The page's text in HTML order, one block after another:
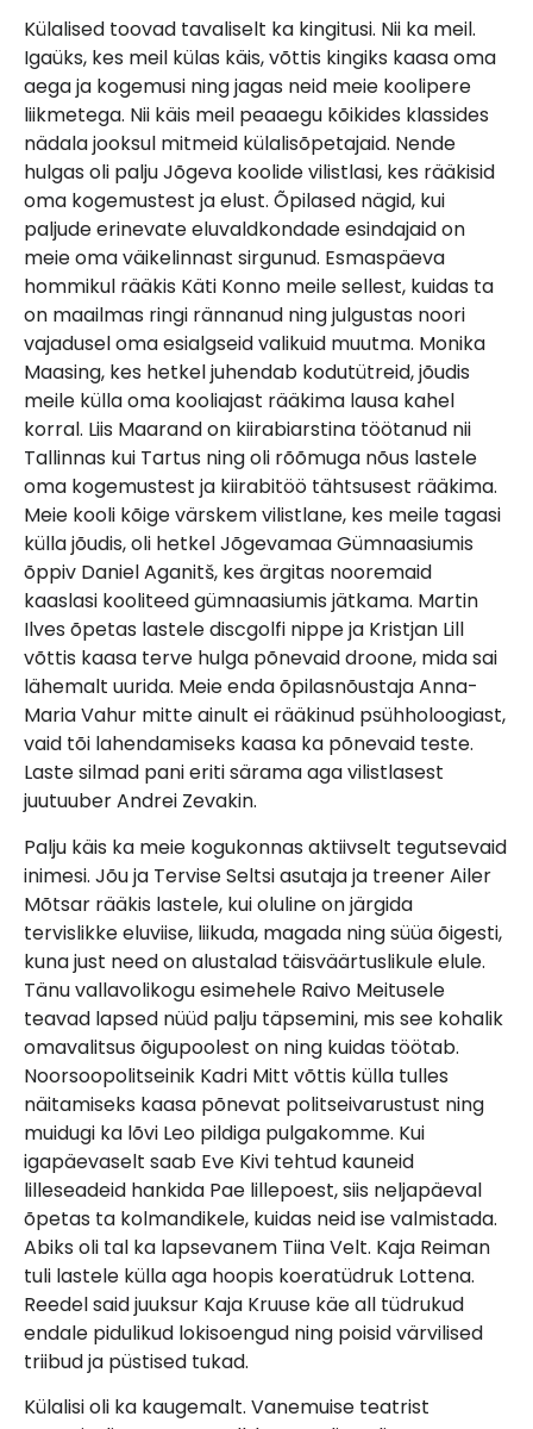
Külalised toovad tavaliselt ka kingitusi. Nii ka meil.
Igaüks, kes meil külas käis, võttis kingiks kaasa oma
aega ja kogemusi ning jagas neid meie koolipere
liikmetega. Nii käis meil peaaegu kõikides klassides
nädala jooksul mitmeid külalisõpetajaid. Nende
hulgas oli palju Jõgeva koolide vilistlasi, kes rääkisid
oma kogemustest ja elust. Õpilased nägid, kui
paljude erinevate eluvaldkondade esindajaid on
meie oma väikelinnast sirgunud. Esmaspäeva
hommikul rääkis Käti Konno meile sellest, kuidas ta
on maailmas ringi rännanud ning julgustas noori
vajadusel oma esialgseid valikuid muutma. Monika
Maasing, kes hetkel juhendab kodutütreid, jõudis
meile külla oma kooliajast rääkima lausa kahel
korral. Liis Maarand on kiirabiarstina töötanud nii
Tallinnas kui Tartus ning oli rõõmuga nõus lastele
oma kogemustest ja kiirabitöö tähtsusest rääkima.
Meie kooli kõige värskem vilistlane, kes meile tagasi
külla jõudis, oli hetkel Jõgevamaa Gümnaasiumis
õppiv Daniel Aganitš, kes ärgitas nooremaid
kaaslasi kooliteed gümnaasiumis jätkama. Martin
Ilves õpetas lastele discgolfi nippe ja Kristjan Lill
võttis kaasa terve hulga põnevaid droone, mida sai
lähemalt uurida. Meie enda õpilasnõustaja Anna-
Maria Vahur mitte ainult ei rääkinud psühholoogiast,
vaid tõi lahendamiseks kaasa ka põnevaid teste.
Laste silmad pani eriti särama aga vilistlasest
juutuuber Andrei Zevakin.
Palju käis ka meie kogukonnas aktiivselt tegutsevaid
inimesi. Jõu ja Tervise Seltsi asutaja ja treener Ailer
Mõtsar rääkis lastele, kui oluline on järgida
tervislikke eluviise, liikuda, magada ning süüa õigesti,
kuna just need on alustalad täisväärtuslikule elule.
Tänu vallavolikogu esimehele Raivo Meitusele
teavad lapsed nüüd palju täpsemini, mis see kohalik
omavalitsus õigupoolest on ning kuidas töötab.
Noorsoopolitseinik Kadri Mitt võttis külla tulles
näitamiseks kaasa põnevat politseivarustust ning
muidugi ka lõvi Leo pildiga pulgakomme. Kui
igapäevaselt saab Eve Kivi tehtud kauneid
lilleseadeid hankida Pae lillepoest, siis neljapäeval
õpetas ta kolmandikele, kuidas neid ise valmistada.
Abiks oli tal ka lapsevanem Tiina Velt. Kaja Reiman
tuli lastele külla aga hoopis koeratüdruk Lottena.
Reedel said juuksur Kaja Kruuse käe all tüdrukud
endale pidulikud lokisoengud ning poisid värvilised
triibud ja püstised tukad.
Külalisi oli ka kaugemalt. Vanemuise teatrist